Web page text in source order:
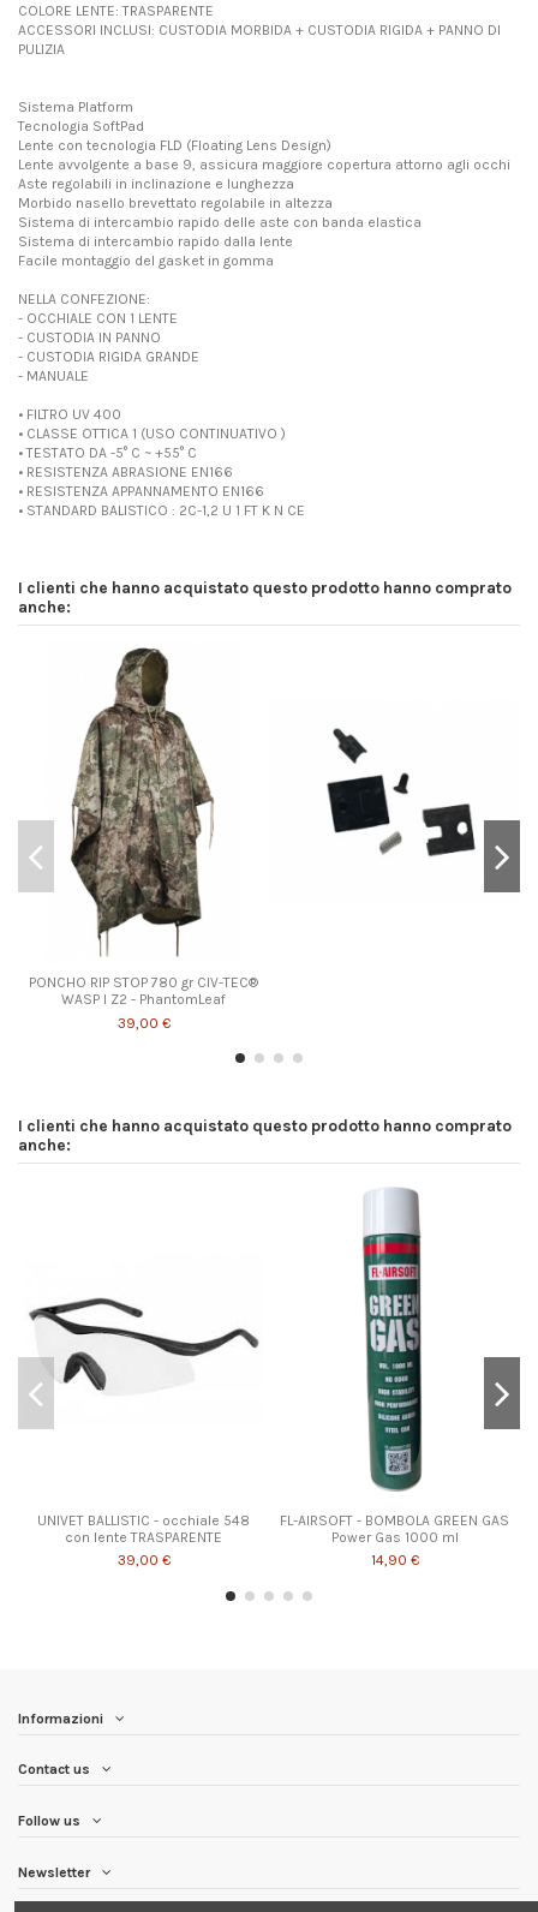
COLORE LENTE: TRASPARENTE
ACCESSORI INCLUSI: CUSTODIA MORBIDA + CUSTODIA RIGIDA + PANNO DI
PULIZIA
Sistema Platform
Tecnologia SoftPad
Lente con tecnologia FLD (Floating Lens Design)
Lente avvolgente a base 9, assicura maggiore copertura attorno agli occhi
Aste regolabili in inclinazione e lunghezza
Morbido nasello brevettato regolabile in altezza
Sistema di intercambio rapido delle aste con banda elastica
Sistema di intercambio rapido dalla lente
Facile montaggio del gasket in gomma
NELLA CONFEZIONE:
- OCCHIALE CON 1 LENTE
- CUSTODIA IN PANNO
- CUSTODIA RIGIDA GRANDE
- MANUALE
• FILTRO UV 400
• CLASSE OTTICA 1 (USO CONTINUATIVO )
• TESTATO DA -5° C ~ +55° C
• RESISTENZA ABRASIONE EN166
• RESISTENZA APPANNAMENTO EN166
• STANDARD BALISTICO : 2C-1,2 U 1 FT K N CE
I clienti che hanno acquistato questo prodotto hanno comprato
anche:
PONCHO RIP STOP 780 gr CIV-TEC®
WASP I Z2 - PhantomLeaf
39,00 €
I clienti che hanno acquistato questo prodotto hanno comprato
anche:
UNIVET BALLISTIC - occhiale 548
con lente TRASPARENTE
39,00 €
FL-AIRSOFT - BOMBOLA GREEN GAS
Power Gas 1000 ml
14,90 €
Informazioni
Contact us
Follow us
Newsletter